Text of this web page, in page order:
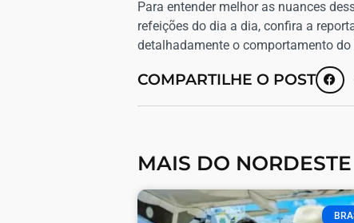
​Para entender melhor as nuances
refeições do dia a dia, confira a
detalhadamente o comportamento
COMPARTILHE O POST
MAIS DO NORDESTE